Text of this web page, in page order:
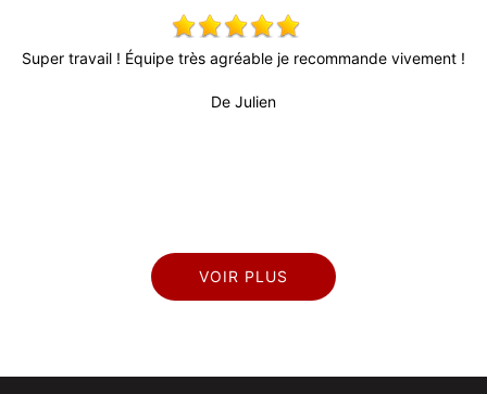
travail ! Équipe très agréable je recommande vivement !
De Julien
Tres
VOIR PLUS